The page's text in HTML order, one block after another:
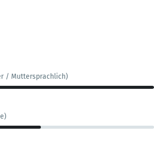
/ Muttersprachlich)